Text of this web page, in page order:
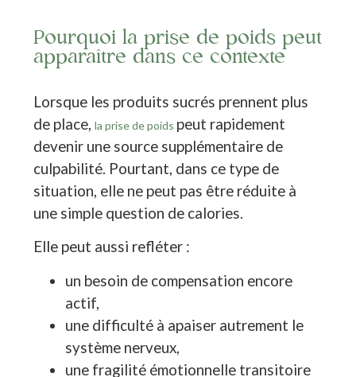
Pourquoi la prise de poids peut
apparaître dans ce contexte
Lorsque les produits sucrés prennent plus
de place,la prise de poids peut rapidement
devenir une source supplémentaire de
culpabilité. Pourtant, dans ce type de
situation, elle ne peut pas être réduite à
une simple question de calories.
Elle peut aussi refléter :
un besoin de compensation encore
actif,
une difficulté à apaiser autrement le
système nerveux,
une fragilité émotionnelle transitoire